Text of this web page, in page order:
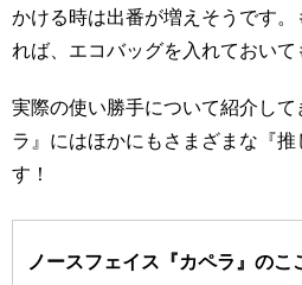
かける時は出番が増えそうです
れば、エコバッグを入れておいて
実際の使い勝手について紹介し
ラ』にはほかにもさまざまな『
す！
ノースフェイス『カペラ』のこ